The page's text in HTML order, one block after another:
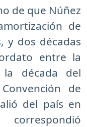
de que Núñez
de
y dos décadas
entre la
década del
de
del país en